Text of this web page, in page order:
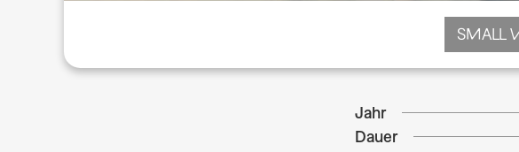
SMALL
Jahr
Dauer